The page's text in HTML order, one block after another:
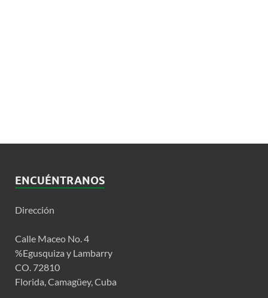
ENCUÉNTRANOS
Dirección
Calle Maceo No. 4
%Egusquiza y Lambarry
CO. 72810
Florida, Camagüey, Cuba